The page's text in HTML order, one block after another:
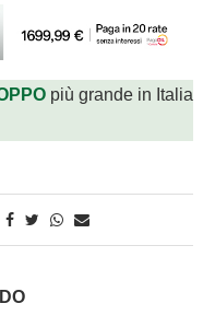
più grande in Italia